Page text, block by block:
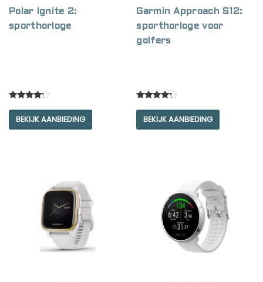
Polar Ignite 2:
sporthorloge
4.00
out of 5
BEKIJK AANBIEDING
Garmin Approach S12:
sporthorloge voor
golfers
4.00
out of 5
BEKIJK AANBIEDING